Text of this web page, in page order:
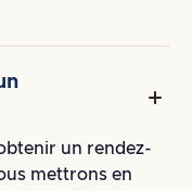
un rendez-
mettrons en